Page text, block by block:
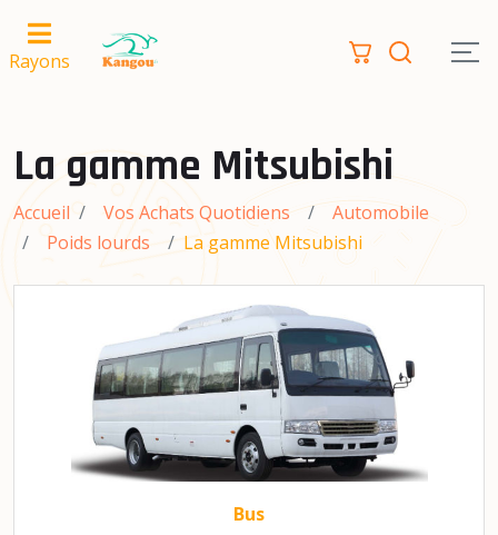
Rayons
La gamme Mitsubishi
Accueil Vos Achats Quotidiens
Automobile
Poids lourds
La gamme Mitsubishi
Bus